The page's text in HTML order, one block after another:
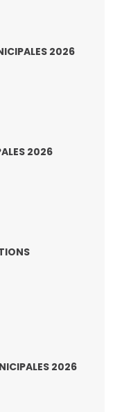
2026
2026
2026